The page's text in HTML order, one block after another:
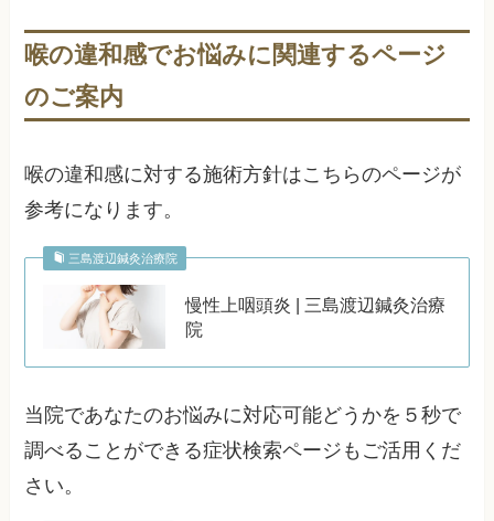
喉の違和感でお悩みに関連するページ
のご案内
喉の違和感に対する施術方針はこちらのページが
参考になります。
三島渡辺鍼灸治療院
慢性上咽頭炎 | 三島渡辺鍼灸治療
院
当院であなたのお悩みに対応可能どうかを５秒で
調べることができる症状検索ページもご活用くだ
さい。